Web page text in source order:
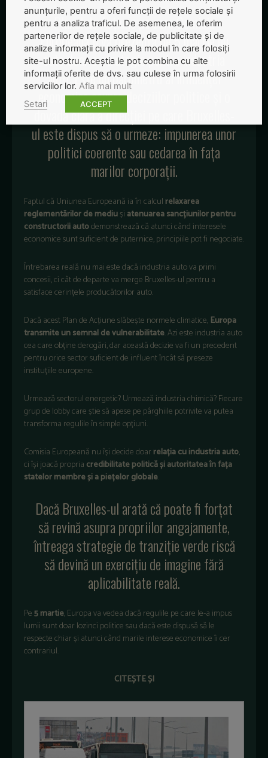
Planul de Acțiune pe care Comisia
Europeană îl va prezenta pe 5 martie nu
este doar o strategie pentru industria
auto. Este un barometru al influenței
economice asupra deciziilor politice și o
dovadă clară a direcției pe care Bruxelles-
ul este dispus să o urmeze: impunerea unor
politici coerente sau cedarea în fața
marilor corporații.
Faptul că Uniunea Europeană ia în calcul relaxarea
reglementărilor de mediuși atenuarea sancțiunilor pentru
constructorii autodemonstrează că atunci când interesele
economice sunt suficient de puternice, principiile pot fi negociate.
Întrebarea reală nu mai este dacă industria auto va primi
concesii, ci cât de departe va merge Bruxelles-ul pentru a
satisface cerințele producătorilor auto.
Dacă acest Plan de Acțiune slăbește normele climatice, Europa
transmite un semnal de vulnerabilitate. Azi este industria auto
cea care obține derogări, dar această decizie va fi un precedent
pentru orice sector suficient de influent încât să preseze
instituțiile europene.
Urmează sectorul energetic? Urmează industria chimică? Fiecare
grup de lobby care știe să apese pe pârghiile potrivite va putea
transforma regulile în simple opțiuni.
Comisia Europeană nu își decide doar relația cu industria auto,
ci își joacă propria credibilitate politică și autoritatea în fața
statelor membre și a piețelor globale.
Dacă Bruxelles-ul arată că poate fi forțat
să revină asupra propriilor angajamente,
întreaga strategie de tranziție verde riscă
să devină un exercițiu de imagine fără
aplicabilitate reală.
Pe5 martie, Europa va vedea dacă regulile pe care le-a impus
lumii sunt doar lozinci politice sau dacă este dispusă să le
respecte chiar și atunci când marile interese economice îi cer
contrariul.
CITEȘTE ȘI
anunțurile, pentru a oferi funcții de rețele sociale și
pentru a analiza traficul. De asemenea, le oferim
partenerilor de rețele sociale, de publicitate și de
analize informații cu privire la modul în care folosiți
site-ul nostru. Aceștia le pot combina cu alte
informații oferite de dvs. sau culese în urma folosirii
serviciilor lor. Afla mai mult
Setari
ACCEPT